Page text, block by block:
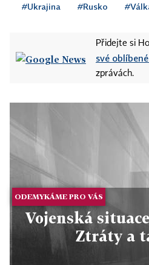
#Ukrajina #Rusko
Přidejte si
své
zprávách.
ODEMYKÁME PRO VÁS
Vojenská
Ztráty a